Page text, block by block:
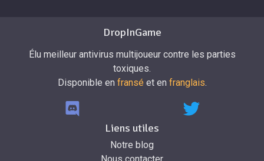
DropInGame
Élu meilleur antivirus multijoueur contre les parties
toxiques.
Disponible en fransé et en franglais.
Liens utiles
Notre blog